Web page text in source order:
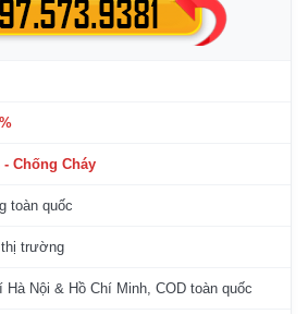
- Chống Cháy
toàn quốc
thị trường
Hà Nội & Hồ Chí Minh, COD toàn quốc